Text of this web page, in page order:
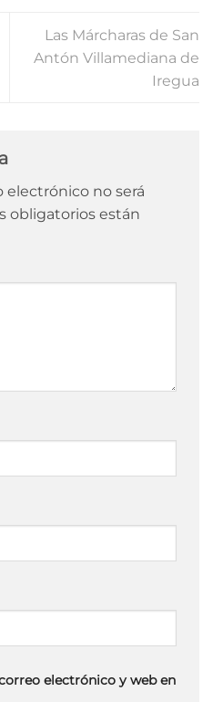
Las Márcharas de San
Antón Villamediana de
Iregua
electrónico no será
obligatorios están
electrónico y web en